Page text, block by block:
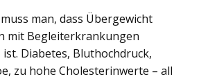
man, dass Übergewicht
mit Begleiterkrankungen
Diabetes, Bluthochdruck,
zu hohe Cholesterinwerte – all